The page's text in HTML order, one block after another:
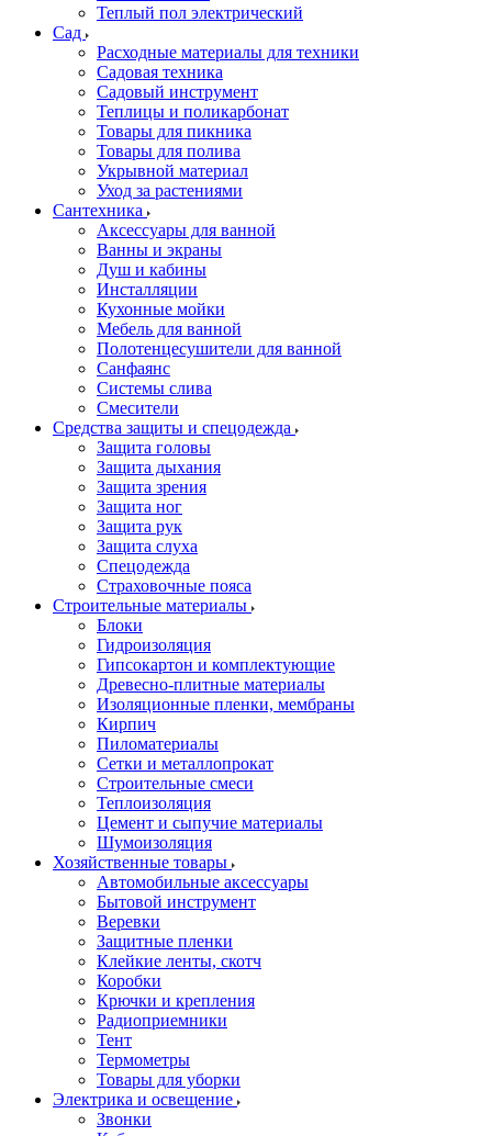
Теплый пол электрический
Сад
Расходные материалы для техники
Садовая техника
Садовый инструмент
Теплицы и поликарбонат
Товары для пикника
Товары для полива
Укрывной материал
Уход за растениями
Сантехника
Аксессуары для ванной
Ванны и экраны
Душ и кабины
Инсталляции
Кухонные мойки
Мебель для ванной
Полотенцесушители для ванной
Санфаянс
Системы слива
Смесители
Средства защиты и спецодежда
Защита головы
Защита дыхания
Защита зрения
Защита ног
Защита рук
Защита слуха
Спецодежда
Страховочные пояса
Строительные материалы
Блоки
Гидроизоляция
Гипсокартон и комплектующие
Древесно-плитные материалы
Изоляционные пленки, мембраны
Кирпич
Пиломатериалы
Сетки и металлопрокат
Строительные смеси
Теплоизоляция
Цемент и сыпучие материалы
Шумоизоляция
Хозяйственные товары
Автомобильные аксессуары
Бытовой инструмент
Веревки
Защитные пленки
Клейкие ленты, скотч
Коробки
Крючки и крепления
Радиоприемники
Тент
Термометры
Товары для уборки
Электрика и освещение
Звонки